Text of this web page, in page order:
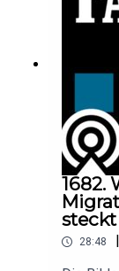
1682.
steckt
28:48